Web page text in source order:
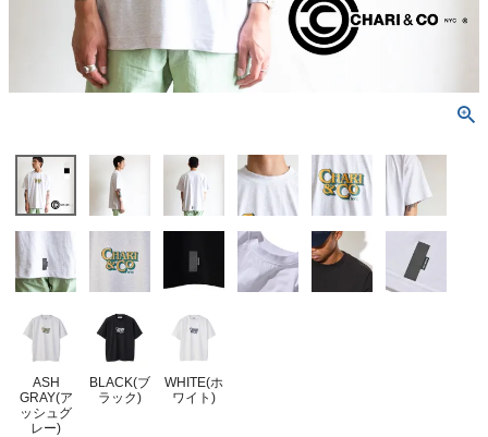
ASH
GRAY(ア
ッシュグ
レー)
BLACK(ブ
ラック)
WHITE(ホ
ワイト)